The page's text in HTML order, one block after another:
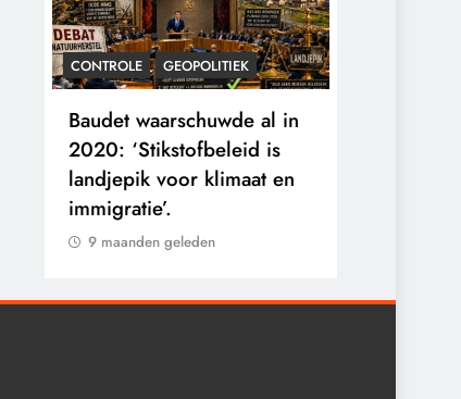
CONTROLE GEOPOLITIEK
Baudet waarschuwde al in
2020: ‘Stikstofbeleid is
landjepik voor klimaat en
immigratie’.
9 maanden geleden